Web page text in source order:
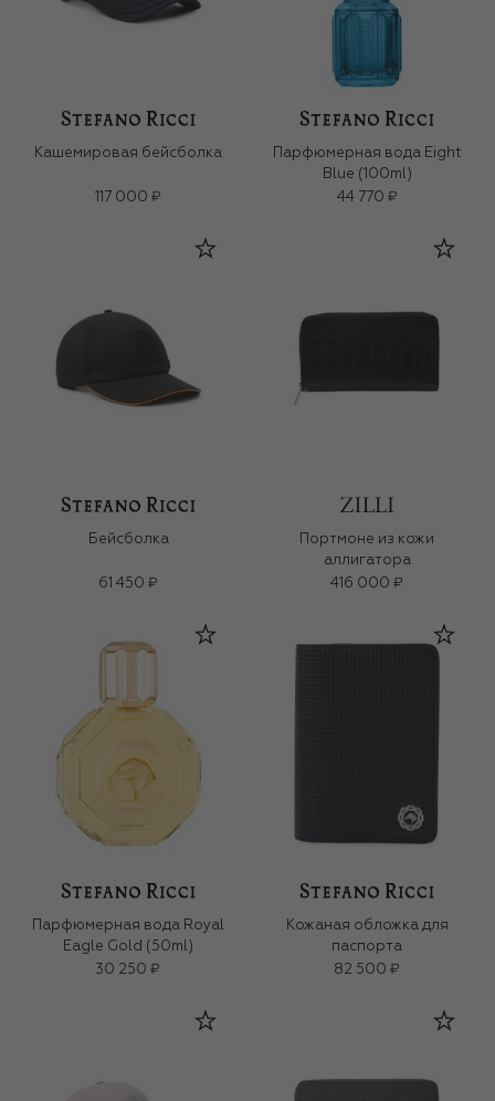
Кашемировая бейсболка
117 000 ₽
Парфюмерная вода Eight
Blue (100ml)
44 770 ₽
Бейсболка
61 450 ₽
Портмоне из кожи
аллигатора
416 000 ₽
Парфюмерная вода Royal
Eagle Gold (50ml)
30 250 ₽
Кожаная обложка для
паспорта
82 500 ₽